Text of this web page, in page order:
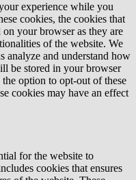
experience while you
cookies, the cookies that
on your browser as they are
of the website. We
analyze and understand how
be stored in your browser
option to opt-out of these
cookies may have an effect
for the website to
cookies that ensures